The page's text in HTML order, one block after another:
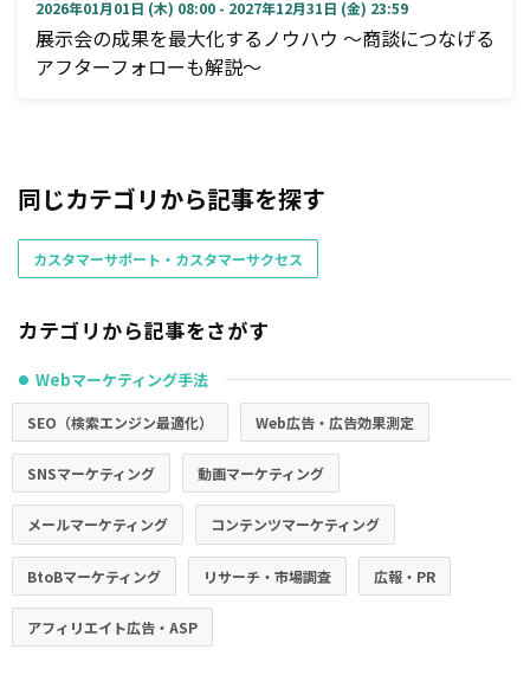
2026年01月01日 (木) 08:00 - 2027年12月31日 (金) 23:59
展示会の成果を最大化するノウハウ ～商談につなげる
アフターフォローも解説～
同じカテゴリから記事を探す
カスタマーサポート・カスタマーサクセス
カテゴリから記事をさがす
● Webマーケティング手法
SEO（検索エンジン最適化） Web広告・広告効果測定
SNSマーケティング 動画マーケティング
メールマーケティング コンテンツマーケティング
BtoBマーケティング リサーチ・市場調査 広報・PR
アフィリエイト広告・ASP